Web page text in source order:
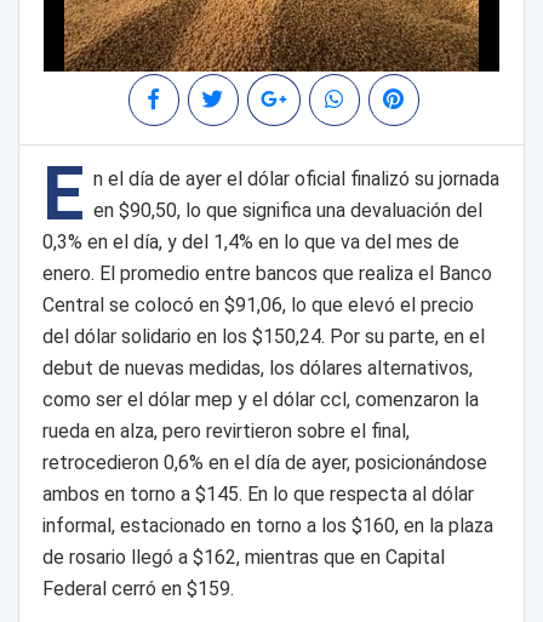
E n el día de ayer el dólar oficial finalizó su jornada
en $90,50, lo que significa una devaluación del
0,3% en el día, y del 1,4% en lo que va del mes de
enero. El promedio entre bancos que realiza el Banco
Central se colocó en $91,06, lo que elevó el precio
del dólar solidario en los $150,24. Por su parte, en el
debut de nuevas medidas, los dólares alternativos,
como ser el dólar mep y el dólar ccl, comenzaron la
rueda en alza, pero revirtieron sobre el final,
retrocedieron 0,6% en el día de ayer, posicionándose
ambos en torno a $145. En lo que respecta al dólar
informal, estacionado en torno a los $160, en la plaza
de rosario llegó a $162, mientras que en Capital
Federal cerró en $159.